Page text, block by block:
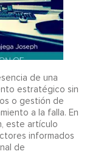
de una
estratégico sin
o gestión de
a la falla. En
este artículo
informados
de